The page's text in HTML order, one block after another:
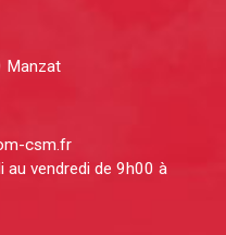
Manzat
csm.fr
au vendredi de 9h00 à